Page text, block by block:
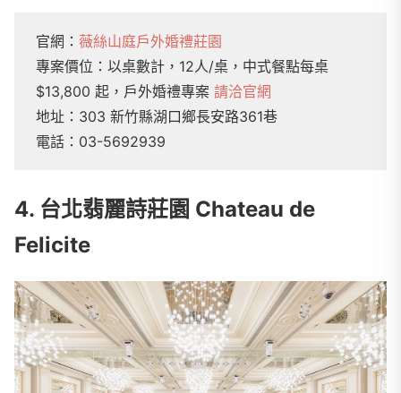
官網： 薇絲山庭戶外婚禮莊園
專案價位：以桌數計，12人/桌，中式餐點每桌
$13,800 起，戶外婚禮專案 請洽官網
地址：303 新竹縣湖口鄉長安路361巷
電話：03-5692939
4. 台北翡麗詩莊園 Chateau de
Felicite